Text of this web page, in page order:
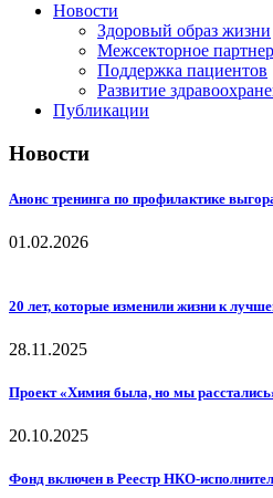
Новости
Здоровый образ жизни
Межсекторное
Поддержка пациентов
Развитие
Публикации
Новости
Анонс тренинга по профилактике
01.02.2026
20 лет, которые изменили жизни к
28.11.2025
Проект «Химия была, но мы
20.10.2025
Фонд включен в Реестр НКО-